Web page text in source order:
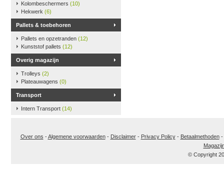
Kolombeschermers (10)
Hekwerk (6)
Pallets & toebehoren
Pallets en opzetranden (12)
Kunststof pallets (12)
Overig magazijn
Trolleys (2)
Plateauwagens (0)
Transport
Intern Transport (14)
Over ons -Algemene voorwaarden- Disclaimer- Privacy Policy- Betaalmethoden-
© Copyright